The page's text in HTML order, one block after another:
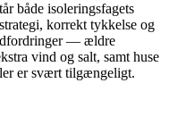
både isoleringsfagets
korrekt tykkelse og
— ældre
vind og salt, samt huse
er svært tilgængeligt.